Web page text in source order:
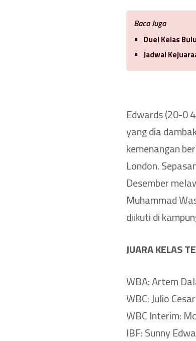
Baca Juga
Duel Kelas
Jadwal
Edwards (20-0
yang dia
kemenangan
London.
Desember
Muhammad
diikuti di
JUARA KELAS
WBA: Artem
WBC: Julio
WBC Interim:
IBF: Sunny